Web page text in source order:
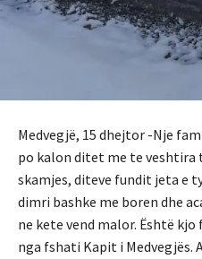
Medvegjë, 15 dhejtor -Nje
po kalon ditet me te veshtira
skamjes, diteve fundit jeta e
dimri bashke me boren dhe
ne kete vend malor. Është
nga fshati Kapit i Medvegjës.